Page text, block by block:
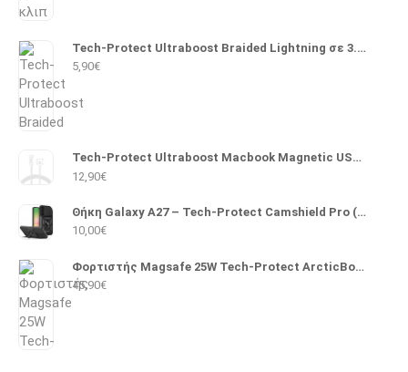
Tech-Protect Ultraboost Braided Lightning σε 3.5mm 1m (Μαύρο)
5,90€
Tech-Protect Ultraboost Macbook Magnetic USB 2.0 Cable USB-C male - Magsafe 3 140W PD 2m (Λευκό)
12,90€
Θήκη Galaxy A27 – Tech-Protect Camshield Pro (Μαύρο)
10,00€
Φορτιστής Magsafe 25W Tech-Protect ArcticBoost A51 (Λευκό)
45,90€